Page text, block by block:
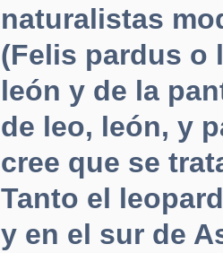
naturalistas
(Felis pardus o
león y de la
de leo, león, y
cree que se
Tanto el
y en el sur de